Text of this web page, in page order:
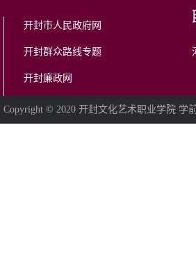
开封市人民政府网
开封群众路线专题
开封廉政网
Copyright © 2020 开封文化艺术职业学院 学